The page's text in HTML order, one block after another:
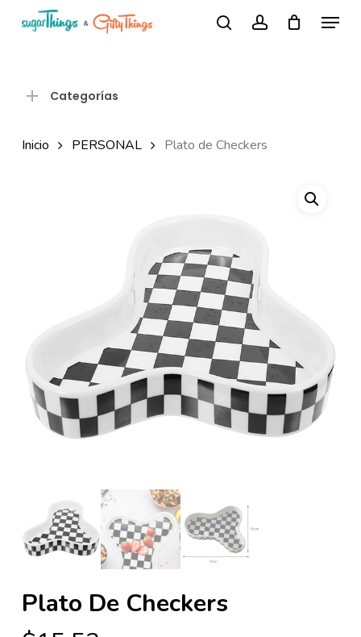
Búsqueda
Menu
Categorías
Inicio PERSONAL Plato de Checkers
Plato De Checkers